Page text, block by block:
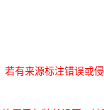
有来源标注错误或